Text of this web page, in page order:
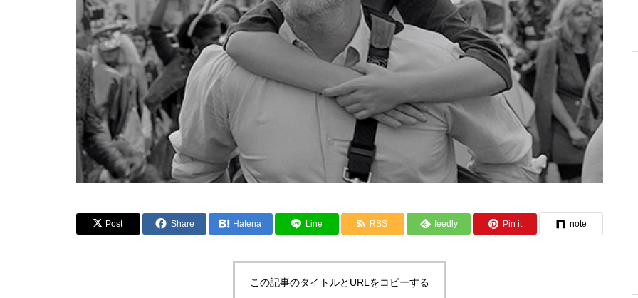
『007／ノー・タイム・トゥ・
ダイ』レビュー☆愛はすべてを
越えて
『キック・アス』レビュー☆心
の中にヒーローを
Post Share Hatena Line RSS feedly Pin it note
この記事のタイトルとURLをコピーする